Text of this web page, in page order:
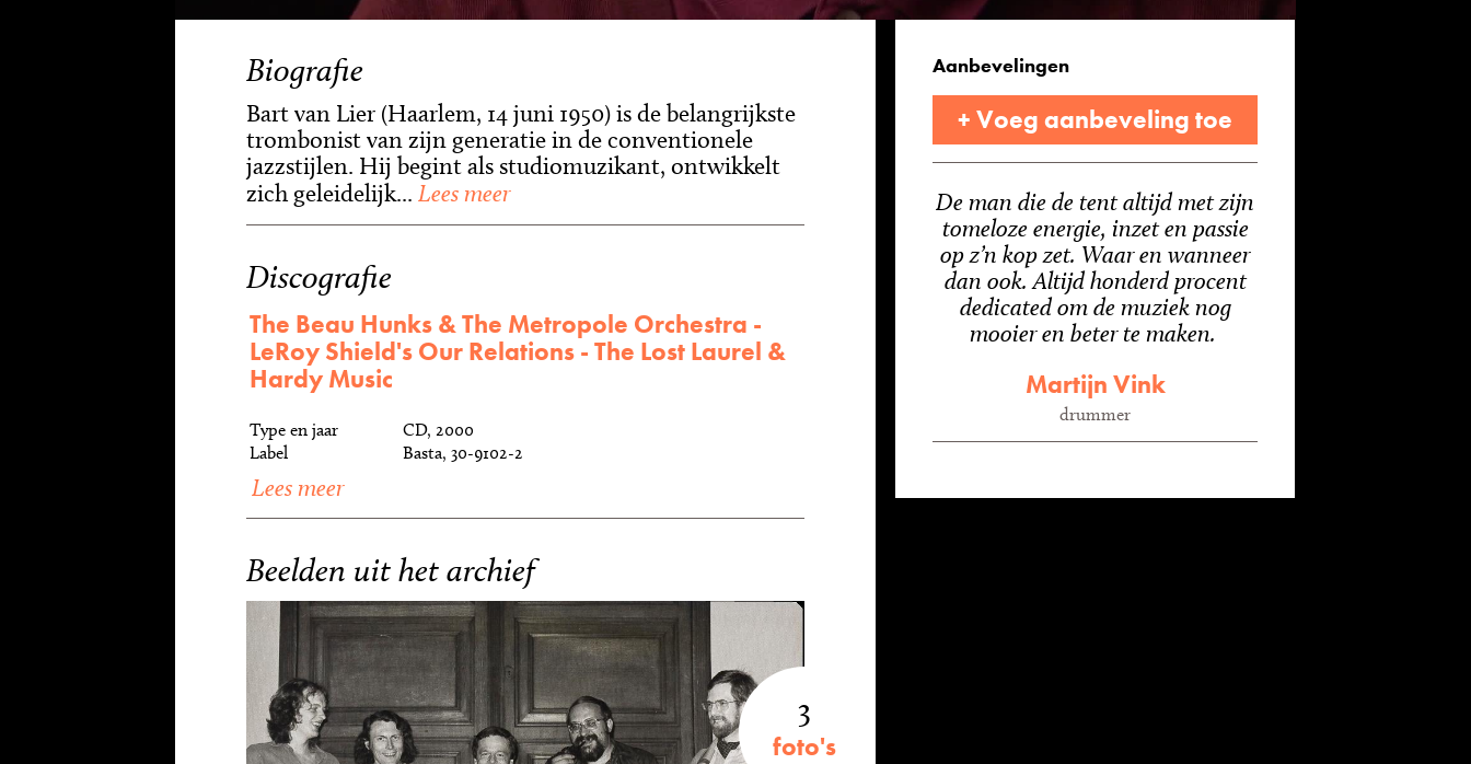
Biografie
Bart van Lier (Haarlem, 14 juni 1950) is de belangrijkste
trombonist van zijn generatie in de conventionele
jazzstijlen. Hij begint als studiomuzikant, ontwikkelt
zich geleidelijk... Lees meer
Discografie
The Beau Hunks & The Metropole Orchestra -
LeRoy Shield's Our Relations - The Lost Laurel &
Hardy Music
Type en jaar
CD, 2000
Label
Basta, 30-9102-2
Lees meer
Beelden uit het archief
3
foto's
Aanbevelingen
+ Voeg aanbeveling toe
De man die de tent altijd met zijn
tomeloze energie, inzet en passie
op z’n kop zet. Waar en wanneer
dan ook. Altijd honderd procent
dedicated om de muziek nog
mooier en beter te maken.
Martijn Vink
drummer